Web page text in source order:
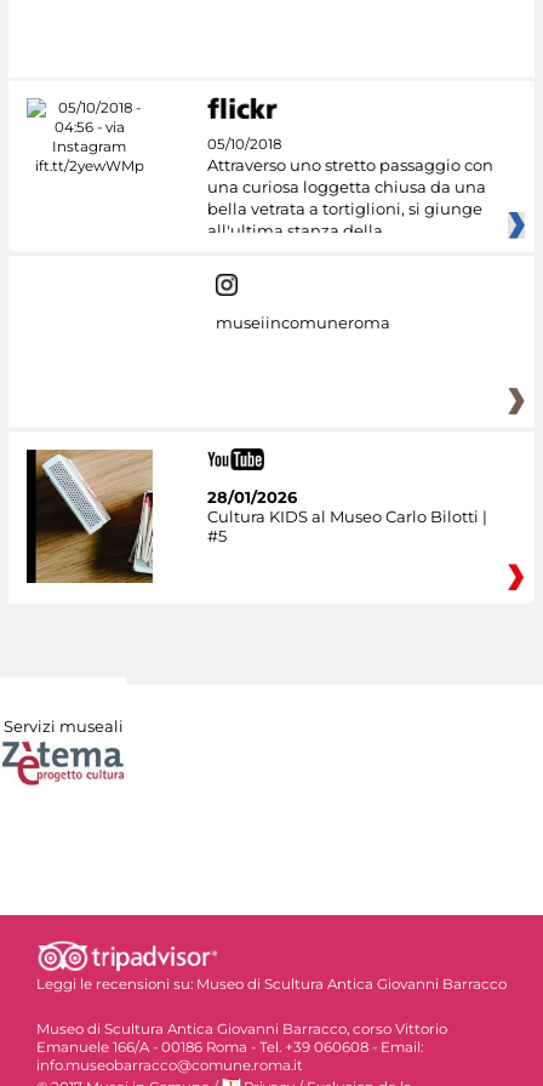
05/10/2018
Attraverso uno stretto passaggio con
una curiosa loggetta chiusa da una
bella vetrata a tortiglioni, si giunge
all'ultima stanza della
museiincomuneroma
28/01/2026
Cultura KIDS al Museo Carlo Bilotti |
#5
Servizi museali
Leggi le recensioni su: Museo di Scultura Antica Giovanni Barracco
Museo di Scultura Antica Giovanni Barracco, corso Vittorio
Emanuele 166/A - 00186 Roma - Tel. +39 060608 - Email:
info.museobarracco@comune.roma.it